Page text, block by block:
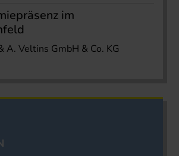
im
A. Veltins GmbH & Co. KG